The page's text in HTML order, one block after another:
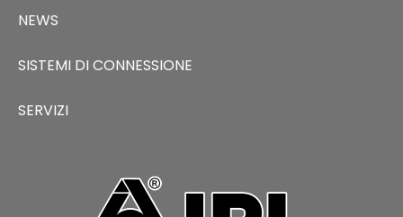
NEWS
SISTEMI DI CONNESSIONE
SERVIZI